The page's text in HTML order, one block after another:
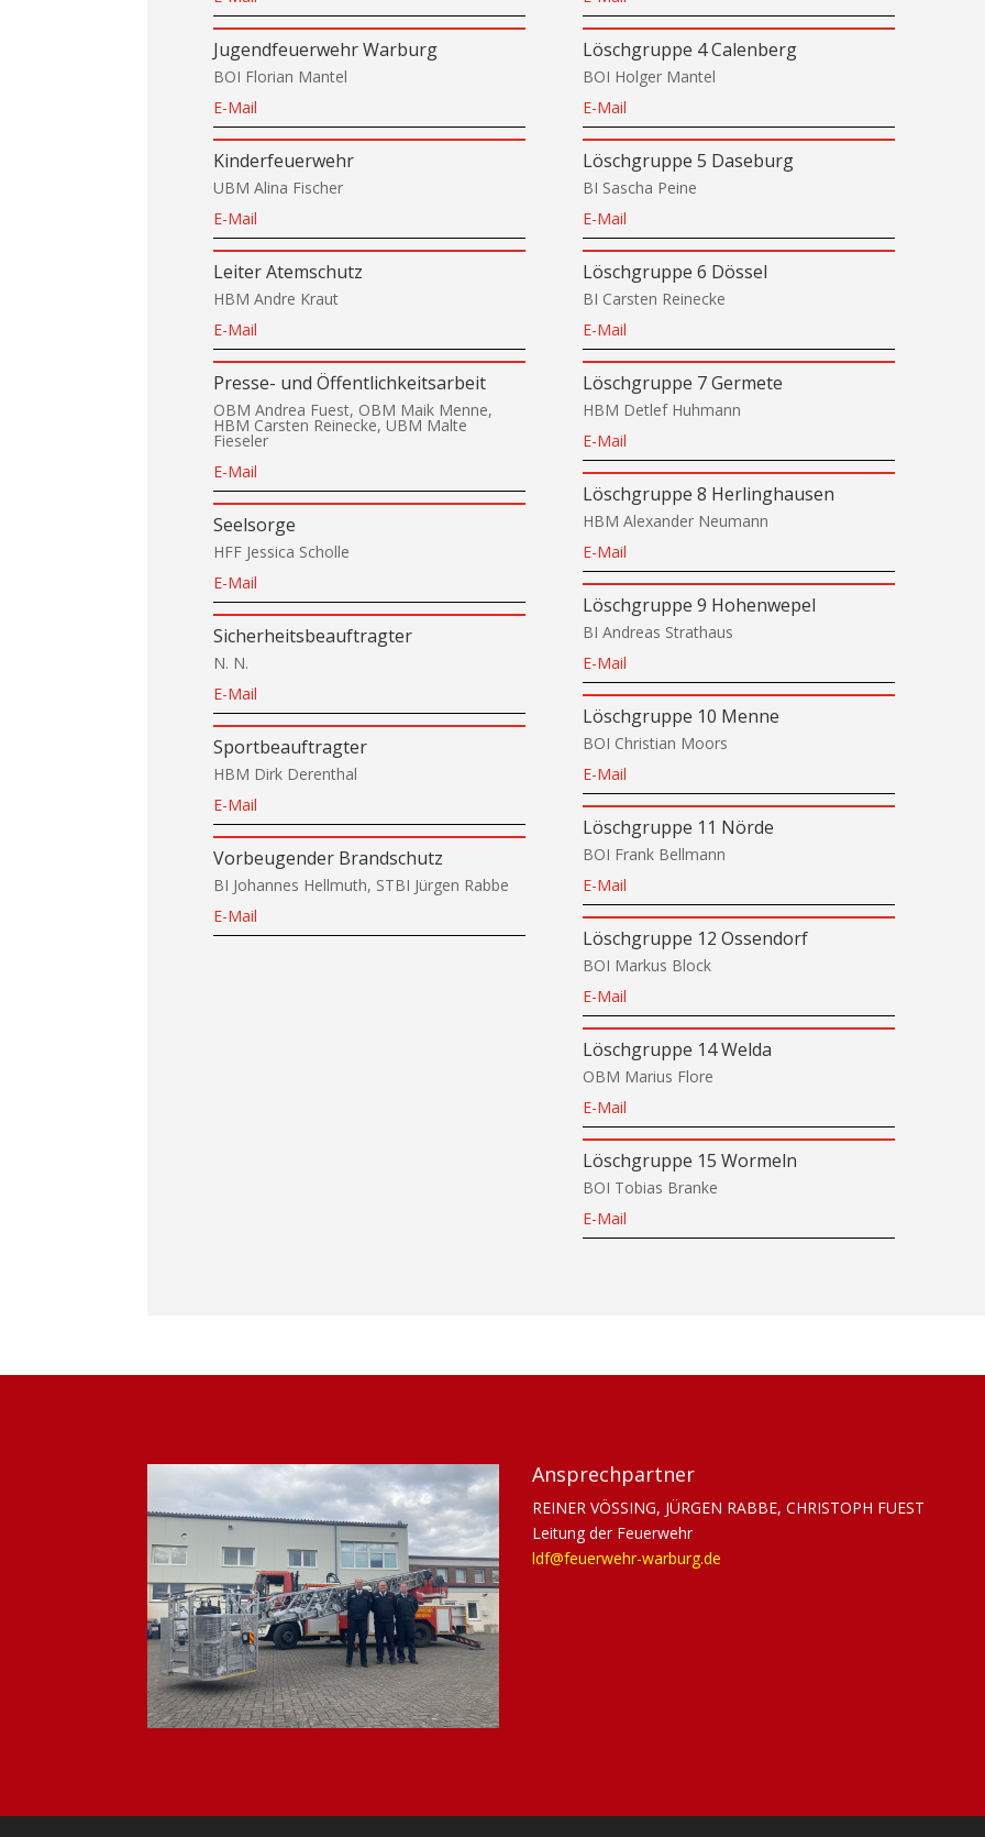
Jugendfeuerwehr Warburg
BOI Florian Mantel
E-Mail
Kinderfeuerwehr
UBM Alina Fischer
E-Mail
Leiter Atemschutz
HBM Andre Kraut
E-Mail
Presse- und Öffentlichkeitsarbeit
OBM Andrea Fuest, OBM Maik Menne,
HBM Carsten Reinecke, UBM Malte
Fieseler
E-Mail
Seelsorge
HFF Jessica Scholle
E-Mail
Sicherheitsbeauftragter
N. N.
E-Mail
Sportbeauftragter
HBM Dirk Derenthal
E-Mail
Vorbeugender Brandschutz
BI Johannes Hellmuth, STBI Jürgen Rabbe
E-Mail
Löschgruppe 4 Calenberg
BOI Holger Mantel
E-Mail
Löschgruppe 5 Daseburg
BI Sascha Peine
E-Mail
Löschgruppe 6 Dössel
BI Carsten Reinecke
E-Mail
Löschgruppe 7 Germete
HBM Detlef Huhmann
E-Mail
Löschgruppe 8 Herlinghausen
HBM Alexander Neumann
E-Mail
Löschgruppe 9 Hohenwepel
BI Andreas Strathaus
E-Mail
Löschgruppe 10 Menne
BOI Christian Moors
E-Mail
Löschgruppe 11 Nörde
BOI Frank Bellmann
E-Mail
Löschgruppe 12 Ossendorf
BOI Markus Block
E-Mail
Löschgruppe 14 Welda
OBM Marius Flore
E-Mail
Löschgruppe 15 Wormeln
BOI Tobias Branke
E-Mail
Ansprechpartner
REINER VÖSSING, JÜRGEN RABBE, CHRISTOPH FUEST
Leitung der Feuerwehr
ldf@feuerwehr-warburg.de